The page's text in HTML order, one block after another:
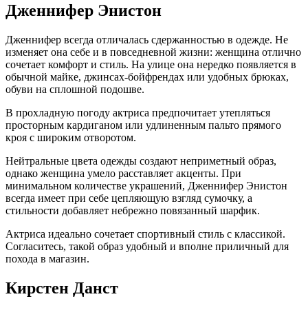
Дженнифер Энистон
Дженнифер всегда отличалась сдержанностью в одежде. Не
изменяет она себе и в повседневной жизни: женщина отлично
сочетает комфорт и стиль. На улице она нередко появляется в
обычной майке, джинсах-бойфрендах или удобных брюках,
обуви на сплошной подошве.
В прохладную погоду актриса предпочитает утепляться
просторным кардиганом или удлиненным пальто прямого
кроя с широким отворотом.
Нейтральные цвета одежды создают неприметный образ,
однако женщина умело расставляет акценты. При
минимальном количестве украшений, Дженнифер Энистон
всегда имеет при себе цепляющую взгляд сумочку, а
стильности добавляет небрежно повязанный шарфик.
Актриса идеально сочетает спортивный стиль с классикой.
Согласитесь, такой образ удобный и вполне приличный для
похода в магазин.
Кирстен Данст